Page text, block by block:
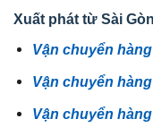
Xuất phát từ Sài
Vận chuyển
Vận chuyển
Vận chuyển